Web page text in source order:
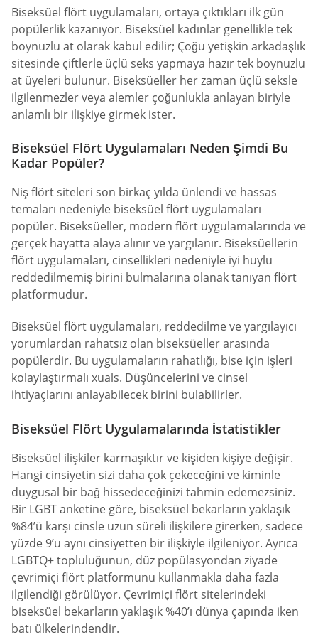
Biseksüel flört uygulamaları, ortaya çıktıkları ilk gün
popülerlik kazanıyor. Biseksüel kadınlar genellikle tek
boynuzlu at olarak kabul edilir; Çoğu yetişkin arkadaşlık
sitesinde çiftlerle üçlü seks yapmaya hazır tek boynuzlu
at üyeleri bulunur. Biseksüeller her zaman üçlü seksle
ilgilenmezler veya alemler çoğunlukla anlayan biriyle
anlamlı bir ilişkiye girmek ister.
Biseksüel Flört Uygulamaları Neden Şimdi Bu
Kadar Popüler?
Niş flört siteleri son birkaç yılda ünlendi ve hassas
temaları nedeniyle biseksüel flört uygulamaları
popüler. Biseksüeller, modern flört uygulamalarında ve
gerçek hayatta alaya alınır ve yargılanır. Biseksüellerin
flört uygulamaları, cinsellikleri nedeniyle iyi huylu
reddedilmemiş birini bulmalarına olanak tanıyan flört
platformudur.
Biseksüel flört uygulamaları, reddedilme ve yargılayıcı
yorumlardan rahatsız olan biseksüeller arasında
popülerdir. Bu uygulamaların rahatlığı, bise için işleri
kolaylaştırmalı xuals. Düşüncelerini ve cinsel
ihtiyaçlarını anlayabilecek birini bulabilirler.
Biseksüel Flört Uygulamalarında İstatistikler
Biseksüel ilişkiler karmaşıktır ve kişiden kişiye değişir.
Hangi cinsiyetin sizi daha çok çekeceğini ve kiminle
duygusal bir bağ hissedeceğinizi tahmin edemezsiniz.
Bir LGBT anketine göre, biseksüel bekarların yaklaşık
%84’ü karşı cinsle uzun süreli ilişkilere girerken, sadece
yüzde 9’u aynı cinsiyetten bir ilişkiyle ilgileniyor. Ayrıca
LGBTQ+ topluluğunun, düz popülasyondan ziyade
çevrimiçi flört platformunu kullanmakla daha fazla
ilgilendiği görülüyor. Çevrimiçi flört sitelerindeki
biseksüel bekarların yaklaşık %40’ı dünya çapında iken
batı ülkelerindendir.